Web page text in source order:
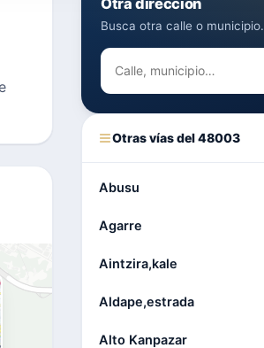
Otra dirección
Busca otra calle o municipio.
Otras vías del 48003
Abusu
Agarre
Aintzira,kale
Aldape,estrada
Alto Kanpazar